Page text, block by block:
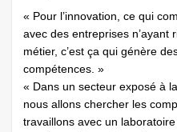
« Pour l’innovation, ce qui
avec des entreprises
métier, c’est ça qui génère
compétences. »
« Dans un secteur exposé à
nous allons chercher les
travaillons avec un